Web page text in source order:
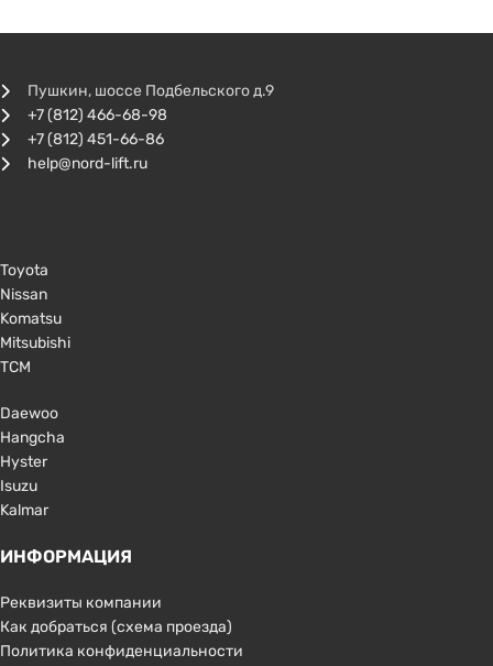
Пушкин, шоссе Подбельского д.9
+7 (812) 466-68-98
+7 (812) 451-66-86
help@nord-lift.ru
Toyota
Nissan
Komatsu
Mitsubishi
TCM
Daewoo
Hangcha
Hyster
Isuzu
Kalmar
ИНФОРМАЦИЯ
Реквизиты компании
Как добраться (схема проезда)
Политика конфиденциальности